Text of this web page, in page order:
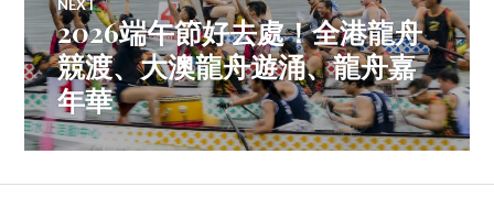
NEXT
Next
post:
2026端午節好去處！全港龍舟
競渡、大澳龍舟遊涌、龍舟嘉
年華